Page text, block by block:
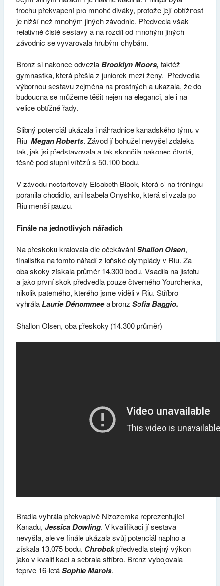
trochu překvapení pro mnohé diváky, protože její obtížnost
je nižší než mnohým jiných závodnic. Předvedla však
relativně čisté sestavy a na rozdíl od mnohým jiných
závodnic se vyvarovala hrubým chybám.
Bronz si nakonec odvezlaBrooklyn Moors, taktéž
gymnastka, která přešla z juniorek mezi ženy. Předvedla
výbornou sestavu zejména na prostných a ukázala, že do
budoucna se můžeme těšit nejen na eleganci, ale i na
velice obtížné řady.
Slibný potenciál ukázala i náhradnice kanadského týmu v
Riu, Megan Roberts. Závod jí bohužel nevyšel zdaleka
tak, jak jsi představovala a tak skončila nakonec čtvrtá,
těsně pod stupni vítězů s 50.100 bodu.
V závodu nestartovaly Elsabeth Black, která si na tréningu
poranila chodidlo, ani Isabela Onyshko, která si vzala po
Riu menší pauzu.
Finále na jednotlivých nářadích
Na přeskoku kralovala dle očekáváníShallon Olsen,
finalistka na tomto nářadí z loňské olympiády v Riu. Za
oba skoky získala průměr 14.300 bodu. Vsadila na jistotu
a jako první skok předvedla pouze čtverného Yourchenka,
nikolik paterného, kterého jsme viděli v Riu. Stříbro
vyhrálaLaurie Dénommeea bronz Sofia Baggio.
Shallon Olsen, oba přeskoky (14.300 průměr)
Bradla vyhrála překvapivě Nizozemka reprezentující
Kanadu, Jessica Dowling. V kvalifikaci jí sestava
nevyšla, ale ve finále ukázala svůj potenciál naplno a
získala 13.075 bodu. Chrobokpředvedla stejný výkon
jako v kvalifikaci a sebrala stříbro. Bronz vybojovala
teprve 16-letáSophie Marois.